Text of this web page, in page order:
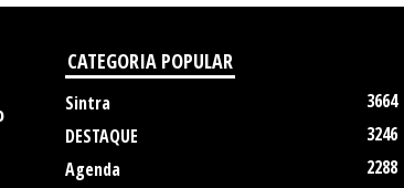
CATEGORIA POPULAR
Sintra
3664
DESTAQUE
3246
Agenda
2288